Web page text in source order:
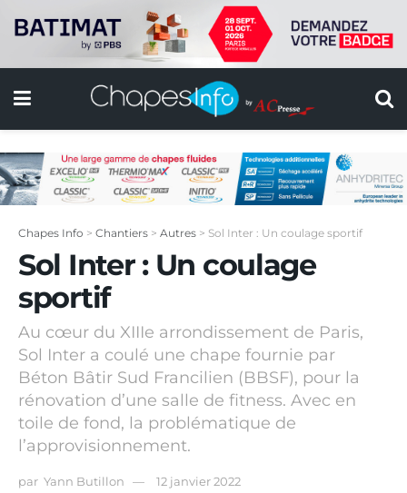
Chapes Info > Chantiers > Autres > Sol Inter : Un coulage sportif
Sol Inter : Un coulage
sportif
Au cœur du XIIIe arrondissement de Paris,
Sol Inter a coulé une chape fournie par
Béton Bâtir Sud Francilien (BBSF), pour la
rénovation d’une salle de fitness. Avec en
toile de fond, la problématique de
l’approvisionnement.
par Yann Butillon 12 janvier 2022